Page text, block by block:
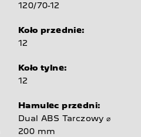
120/70-12
Koło przednie:
12
Koło tylne:
12
Hamulec przedni:
Dual ABS Tarczowy ⌀
200 mm